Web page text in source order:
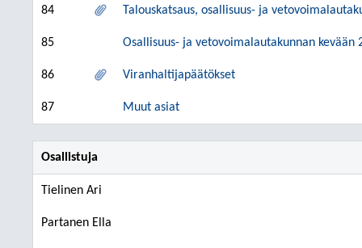
84 Talouskatsaus, osallisuus- ja
85 Osallisuus- ja vetovoimalautakunnan kevään
86 Viranhaltijapäätökset
87 Muut asiat
Osallistuja
Tielinen Ari
Partanen Ella